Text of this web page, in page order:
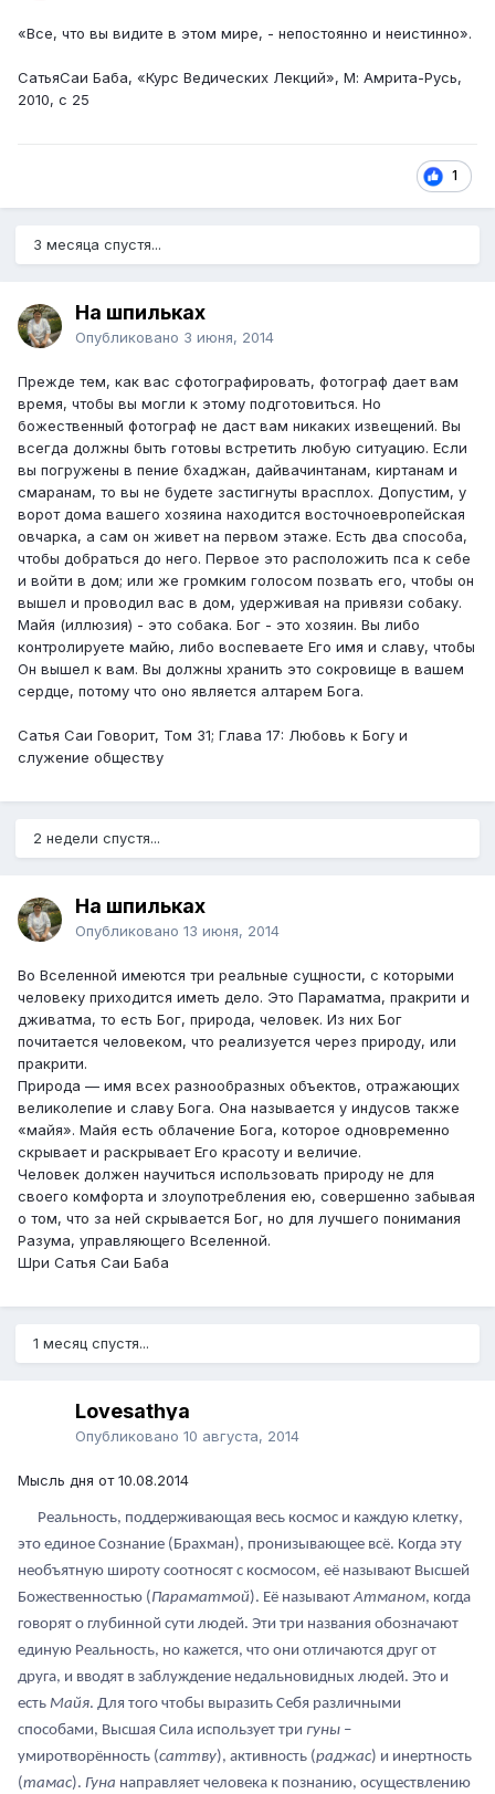
«Все, что вы видите в этом мире, - непостоянно и неистинно».
СатьяСаи Баба, «Курс Ведических Лекций», М: Амрита-Русь,
2010, с 25
1
3 месяца спустя...
На шпильках
Опубликовано 3 июня, 2014
Прежде тем, как вас сфотографировать, фотограф дает вам
время, чтобы вы могли к этому подготовиться. Но
божественный фотограф не даст вам никаких извещений. Вы
всегда должны быть готовы встретить любую ситуацию. Если
вы погружены в пение бхаджан, дайвачинтанам, киртанам и
смаранам, то вы не будете застигнуты врасплох. Допустим, у
ворот дома вашего хозяина находится восточноевропейская
овчарка, а сам он живет на первом этаже. Есть два способа,
чтобы добраться до него. Первое это расположить пса к себе
и войти в дом; или же громким голосом позвать его, чтобы он
вышел и проводил вас в дом, удерживая на привязи собаку.
Майя (иллюзия) - это собака. Бог - это хозяин. Вы либо
контролируете майю, либо воспеваете Его имя и славу, чтобы
Он вышел к вам. Вы должны хранить это сокровище в вашем
сердце, потому что оно является алтарем Бога.
Сатья Саи Говорит, Том 31; Глава 17: Любовь к Богу и
служение обществу
2 недели спустя...
На шпильках
Опубликовано 13 июня, 2014
Во Вселенной имеются три реальные сущности, с которыми
человеку приходится иметь дело. Это Параматма, пракрити и
дживатма, то есть Бог, природа, человек. Из них Бог
почитается человеком, что реализуется через природу, или
пракрити.
Природа — имя всех разнообразных объектов, отражающих
великолепие и славу Бога. Она называется у индусов также
«майя». Майя есть облачение Бога, которое одновременно
скрывает и раскрывает Его красоту и величие.
Человек должен научиться использовать природу не для
своего комфорта и злоупотребления ею, совершенно забывая
о том, что за ней скрывается Бог, но для лучшего понимания
Разума, управляющего Вселенной.
Шри Сатья Саи Баба
1 месяц спустя...
Lovesathya
Опубликовано 10 августа, 2014
Мысль дня от 10.08.2014
Реальность, поддерживающая весь космос и каждую клетку,
это единое Сознание (Брахман), пронизывающее всё. Когда эту
необъятную широту соотносят с космосом, её называют Высшей
Божественностью ( Параматмой). Её называютАтманом, когда
говорят о глубинной сути людей. Эти три названия обозначают
единую Реальность, но кажется, что они отличаются друг от
друга, и вводят в заблуждение недальновидных людей. Это и
есть Майя. Для того чтобы выразить Себя различными
способами, Высшая Сила использует три гуны –
умиротворённость (саттву), активность (раджас) и инертность
(тамас). Гуна направляет человека к познанию, осуществлению